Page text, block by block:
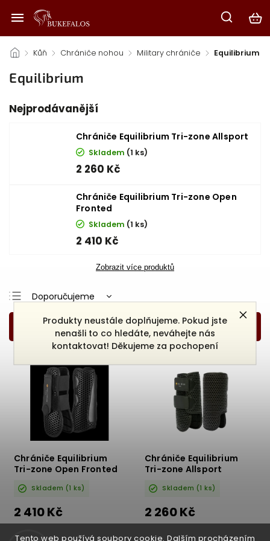
Tento web používá soubory cookie. Dalším procházením
Produkty neustále doplňujeme. Pokud jste
nenašli to co hledáte, neváhejte nás
kontaktovat! Děkujeme za pochopení
/ Kůň / Chrániče nohou / Military chrániče / Equilibrium
Equilibrium
Nejprodávanější
Chrániče Equilibrium Tri-zone Allsport
Skladem (1 ks)
2 260 Kč
Chrániče Equilibrium Tri-zone Open
Fronted
Skladem (1 ks)
2 410 Kč
Zobrazit více produktů
Doporučujeme
Nejlevnější
Nejdražší
Abecedně
Chrániče Equilibrium
Tri-zone Open Fronted
Skladem (1 ks)
2 410 Kč
DETAIL
Chrániče Equilibrium
Tri-zone Allsport
Skladem (1 ks)
2 260 Kč
DETAIL